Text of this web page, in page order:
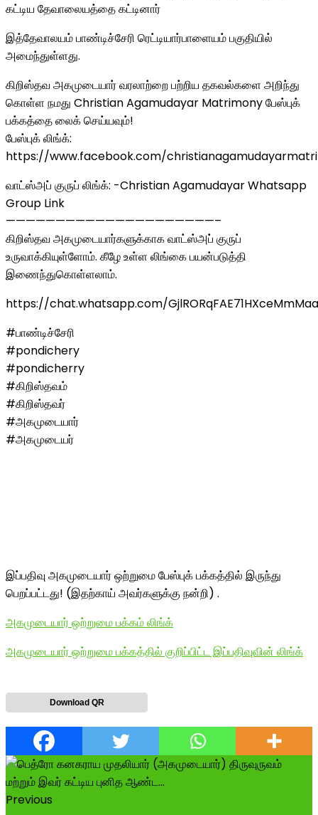
கட்டிய தேவாலையத்தை கட்டினார்
இத்தேவாலயம் பாண்டிச்சேரி ரெட்டியார்பாளையம் பகுதியில்
அமைந்துள்ளது.
கிறிஸ்தவ அகமுடையார் வரலாற்றை பற்றிய தகவல்களை அறிந்து
கொள்ள நமது Christian Agamudayar Matrimony பேஸ்புக்
பக்கத்தை லைக் செய்யவும்!
பேஸ்புக் லிங்க்:
https://www.facebook.com/
வாட்ஸ்அப் குருப் லிங்க்: -Christian Agamudayar Whatsapp
Group Link
—————————————————————–
கிறிஸ்தவ அகமுடையார்களுக்காக வாட்ஸ்அப் குருப்
உருவாக்கியுள்ளோம். கீழே உள்ள லிங்கை பயன்படுத்தி
இணைந்துகொள்ளலாம்.
https://chat.whatsapp.com/
#பாண்டிச்சேரி
#pondichery
#pondicherry
#கிறிஸ்தவம்
#கிறிஸ்தவர்
#அகமுடையார்
#அகமுடையர்
இப்பதிவு அகமுடையார் ஒற்றுமை பேஸ்புக் பக்கத்தில் இருந்து
பெறப்பட்டது! (இதற்காய் அவர்களுக்கு நன்றி) .
அகமுடையார் ஒற்றுமை பக்கம் லிங்க்
அகமுடையார் ஒற்றுமை பக்கத்தில் குறிப்பிட்ட இப்பதிவுவின் லிங்க்
Download QR
Previous